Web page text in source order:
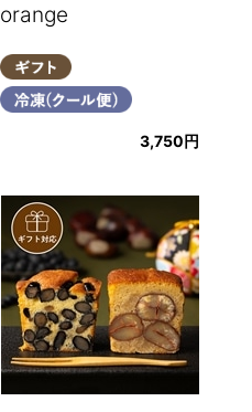
orange
3,750円